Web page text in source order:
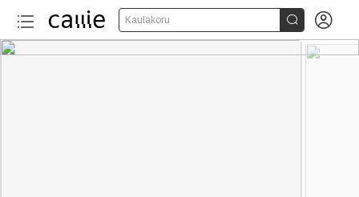
Kaulakoru  